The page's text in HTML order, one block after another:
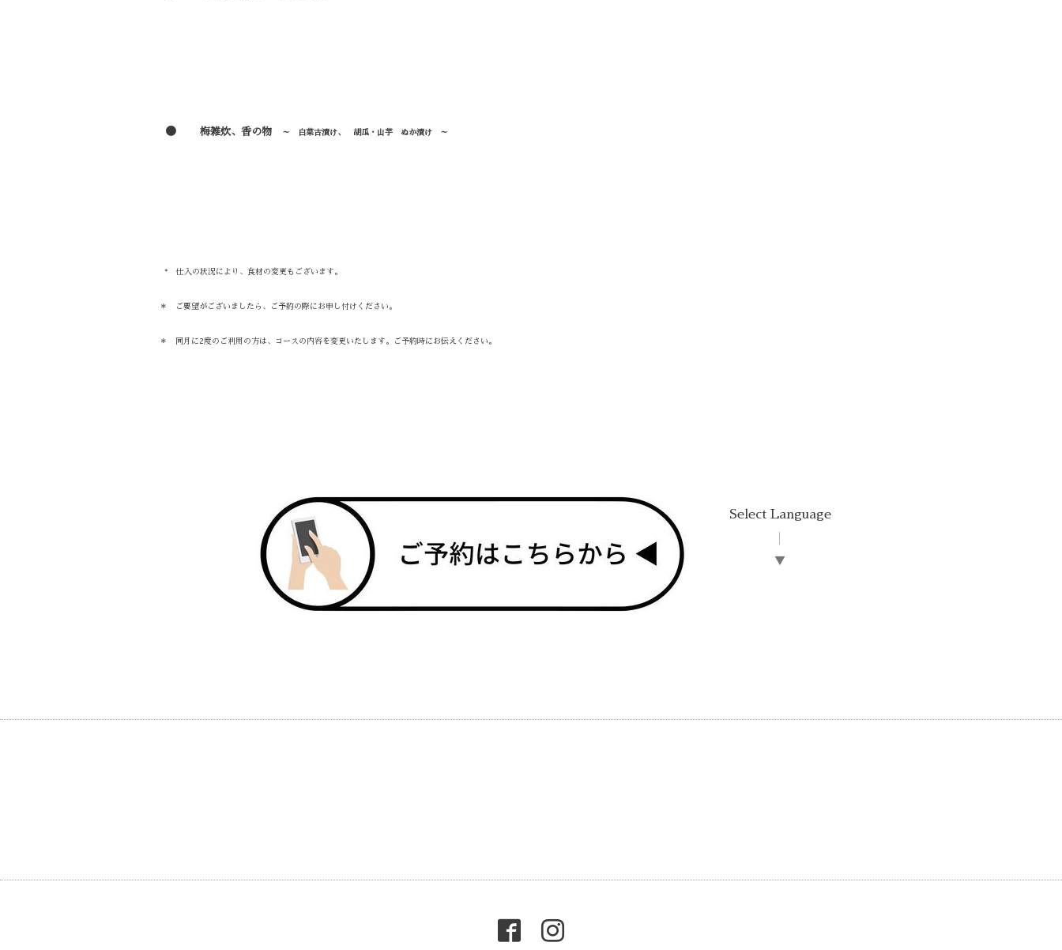
● 梅雑炊、香の物 ～ 白菜古漬け、 胡瓜・山芋 ぬか漬け ～
* 仕入の状況により、食材の変更もございます。
＊ ご要望がございましたら、ご予約の際にお申し付けください。
＊ 同月に2度のご利用の方は、コースの内容を変更いたします。ご予約時にお伝えください。
Select Language
▼